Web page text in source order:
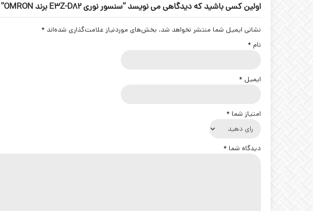
اولین کسی باشید که دیدگاهی می نویسد “سنسور نوری E3Z-D82 برند OMRON”
نشانی ایمیل شما منتشر نخواهد شد. بخش‌های موردنیاز علامت‌گذاری شده‌اند *
نام *
ایمیل *
امتیاز شما *
دیدگاه شما *